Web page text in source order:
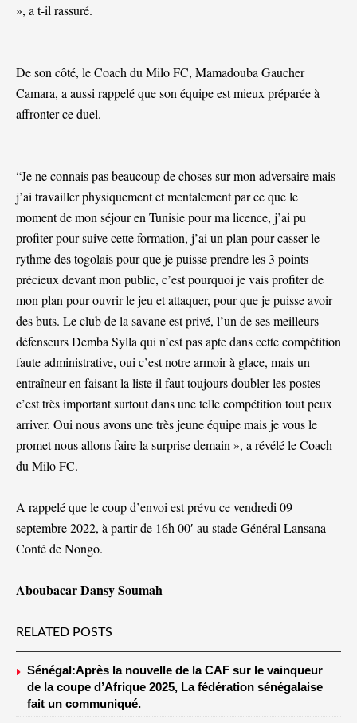
», a t-il rassuré.
De son côté, le Coach du Milo FC, Mamadouba Gaucher
Camara, a aussi rappelé que son équipe est mieux préparée à
affronter ce duel.
“Je ne connais pas beaucoup de choses sur mon adversaire mais
j’ai travailler physiquement et mentalement par ce que le
moment de mon séjour en Tunisie pour ma licence, j’ai pu
profiter pour suive cette formation, j’ai un plan pour casser le
rythme des togolais pour que je puisse prendre les 3 points
précieux devant mon public, c’est pourquoi je vais profiter de
mon plan pour ouvrir le jeu et attaquer, pour que je puisse avoir
des buts. Le club de la savane est privé, l’un de ses meilleurs
défenseurs Demba Sylla qui n’est pas apte dans cette compétition
faute administrative, oui c’est notre armoir à glace, mais un
entraîneur en faisant la liste il faut toujours doubler les postes
c’est très important surtout dans une telle compétition tout peux
arriver. Oui nous avons une très jeune équipe mais je vous le
promet nous allons faire la surprise demain », a révélé le Coach
du Milo FC.
A rappelé que le coup d’envoi est prévu ce vendredi 09
septembre 2022, à partir de 16h 00′ au stade Général Lansana
Conté de Nongo.
Aboubacar Dansy Soumah
RELATED POSTS
Sénégal:Après la nouvelle de la CAF sur le vainqueur
de la coupe d’Afrique 2025, La fédération sénégalaise
fait un communiqué.